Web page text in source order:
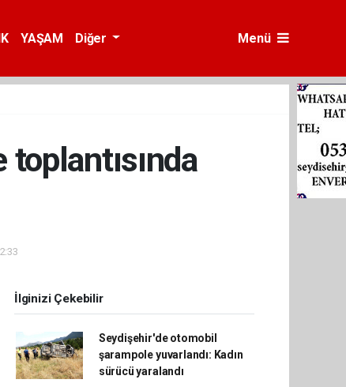
YAŞAM Diğer Menü
İlginizi Çekebilir
Seydişehir'de otomobil
şarampole yuvarlandı: Kadın
sürücü yaralandı